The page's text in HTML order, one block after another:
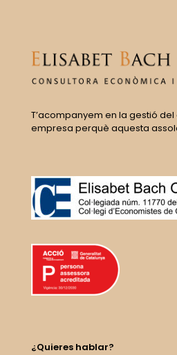
T’acompanyem en la gestió
empresa perquè aquesta
¿Quieres hablar?